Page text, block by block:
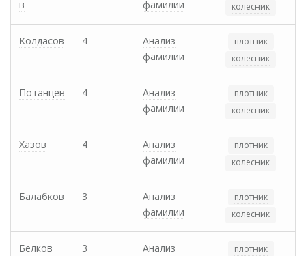
в
фамилии
колесник
Колдасов 4
Анализ
фамилии
плотник
колесник
Потанцев 4
Анализ
фамилии
плотник
колесник
Хазов 4
Анализ
фамилии
плотник
колесник
Балабков 3
Анализ
фамилии
плотник
колесник
Белков 3
Анализ
плотник